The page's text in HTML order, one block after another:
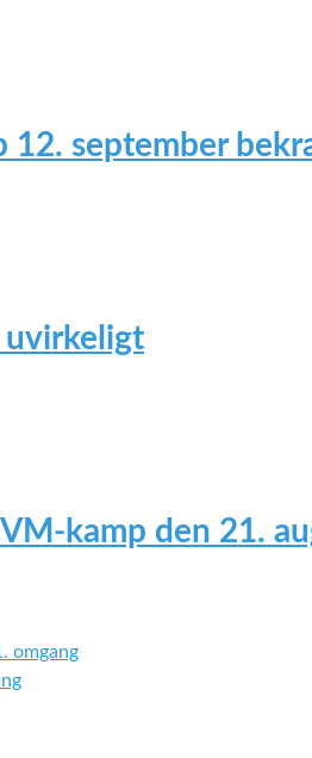
12. september
uvirkeligt
kamp den 21.
omgang